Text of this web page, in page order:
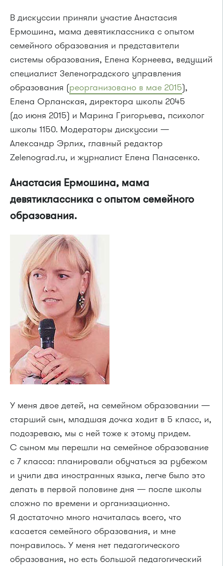
В дискуссии приняли участие Анастасия
Ермошина, мама девятиклассника с опытом
семейного образования и представители
системы образования, Елена Корнеева, ведущий
специалист Зеленоградского управления
образования (реорганизовано в мае 2015),
Елена Орланская, директора школы 2045
(до июня 2015) и Марина Григорьева, психолог
школы 1150. Модераторы дискуссии —
Александр Эрлих, главный редактор
Zelenograd.ru, и журналист Елена Панасенко.
Анастасия Ермошина, мама
девятиклассника с опытом семейного
образования.
У меня двое детей, на семейном образовании —
старший сын, младшая дочка ходит в 5 класс, и,
подозреваю, мы с ней тоже к этому придем.
С сыном мы перешли на семейное образование
с 7 класса: планировали обучаться за рубежом
и учили два иностранных языка, легче было это
делать в первой половине дня — после школы
сложно по времени и организационно.
Я достаточно много начиталась всего, что
касается семейного образования, и мне
понравилось. У меня нет педагогического
образования, но есть большой педагогический